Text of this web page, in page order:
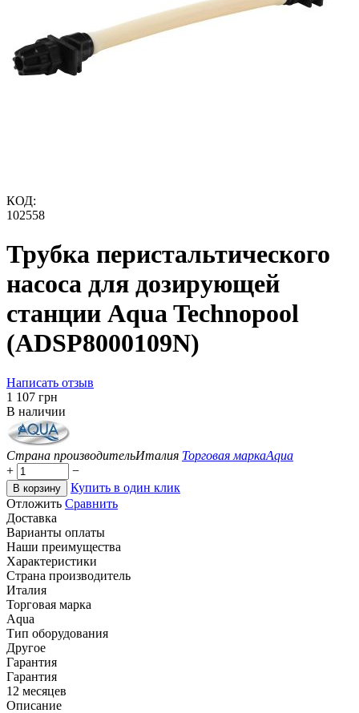
КОД:
102558
Трубка перистальтического
насоса для дозирующей
станции Aqua Technopool
(ADSP8000109N)
Написать отзыв
‍1 107‍ грн
В наличии
Страна производительИталия Торговая маркаAqua
+
−
В корзину
Купить в один клик
Отложить Сравнить
Доставка
Варианты оплаты
Наши преимущества
Характеристики
Страна производитель
Италия
Торговая марка
Aqua
Тип оборудования
Другое
Гарантия
Гарантия
12 месяцев
Описание